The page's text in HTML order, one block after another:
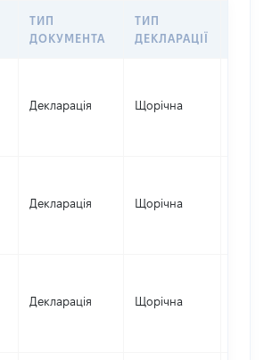
ТИП
ДОКУМЕНТА
ТИП
ДЕКЛАРАЦІЇ
Декларація Щорічна
Декларація Щорічна
Декларація Щорічна